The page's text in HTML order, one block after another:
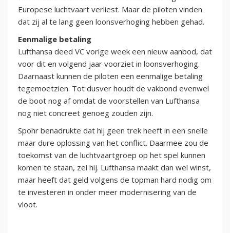
Europese luchtvaart verliest. Maar de piloten vinden
dat zij al te lang geen loonsverhoging hebben gehad.
Eenmalige betaling
Lufthansa deed VC vorige week een nieuw aanbod, dat
voor dit en volgend jaar voorziet in loonsverhoging.
Daarnaast kunnen de piloten een eenmalige betaling
tegemoetzien. Tot dusver houdt de vakbond evenwel
de boot nog af omdat de voorstellen van Lufthansa
nog niet concreet genoeg zouden zijn.
Spohr benadrukte dat hij geen trek heeft in een snelle
maar dure oplossing van het conflict. Daarmee zou de
toekomst van de luchtvaartgroep op het spel kunnen
komen te staan, zei hij. Lufthansa maakt dan wel winst,
maar heeft dat geld volgens de topman hard nodig om
te investeren in onder meer modernisering van de
vloot.